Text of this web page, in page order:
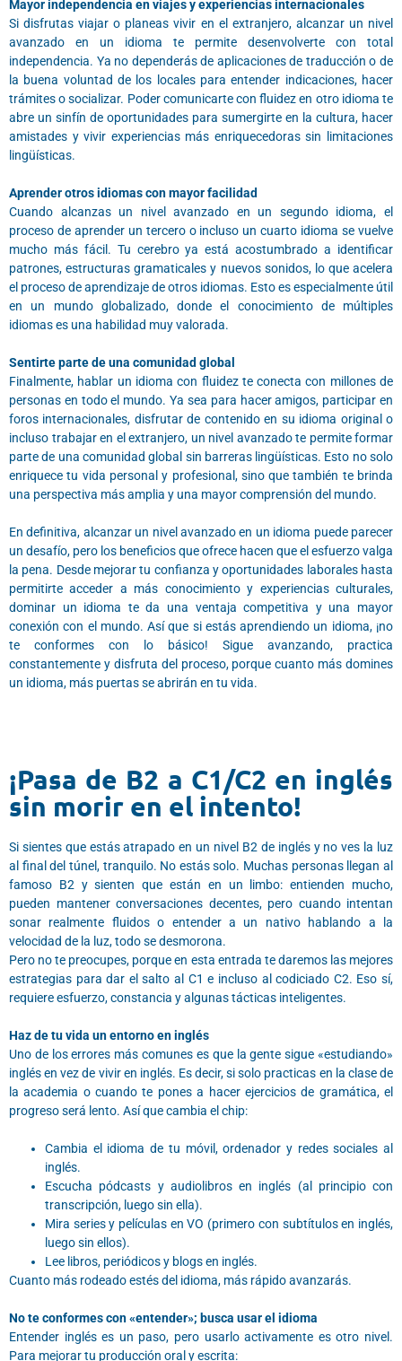
Mayor independencia en viajes y experiencias internacionales
Si disfrutas viajar o planeas vivir en el extranjero, alcanzar un nivel
avanzado en un idioma te permite desenvolverte con total
independencia. Ya no dependerás de aplicaciones de traducción o de
la buena voluntad de los locales para entender indicaciones, hacer
trámites o socializar. Poder comunicarte con fluidez en otro idioma te
abre un sinfín de oportunidades para sumergirte en la cultura, hacer
amistades y vivir experiencias más enriquecedoras sin limitaciones
lingüísticas.
Aprender otros idiomas con mayor facilidad
Cuando alcanzas un nivel avanzado en un segundo idioma, el
proceso de aprender un tercero o incluso un cuarto idioma se vuelve
mucho más fácil. Tu cerebro ya está acostumbrado a identificar
patrones, estructuras gramaticales y nuevos sonidos, lo que acelera
el proceso de aprendizaje de otros idiomas. Esto es especialmente útil
en un mundo globalizado, donde el conocimiento de múltiples
idiomas es una habilidad muy valorada.
Sentirte parte de una comunidad global
Finalmente, hablar un idioma con fluidez te conecta con millones de
personas en todo el mundo. Ya sea para hacer amigos, participar en
foros internacionales, disfrutar de contenido en su idioma original o
incluso trabajar en el extranjero, un nivel avanzado te permite formar
parte de una comunidad global sin barreras lingüísticas. Esto no solo
enriquece tu vida personal y profesional, sino que también te brinda
una perspectiva más amplia y una mayor comprensión del mundo.
En definitiva, alcanzar un nivel avanzado en un idioma puede parecer
un desafío, pero los beneficios que ofrece hacen que el esfuerzo valga
la pena. Desde mejorar tu confianza y oportunidades laborales hasta
permitirte acceder a más conocimiento y experiencias culturales,
dominar un idioma te da una ventaja competitiva y una mayor
conexión con el mundo. Así que si estás aprendiendo un idioma, ¡no
te conformes con lo básico! Sigue avanzando, practica
constantemente y disfruta del proceso, porque cuanto más domines
un idioma, más puertas se abrirán en tu vida.
¡Pasa de B2 a C1/C2 en inglés
sin morir en el intento!
Si sientes que estás atrapado en un nivel B2 de inglés y no ves la luz
al final del túnel, tranquilo. No estás solo. Muchas personas llegan al
famoso B2 y sienten que están en un limbo: entienden mucho,
pueden mantener conversaciones decentes, pero cuando intentan
sonar realmente fluidos o entender a un nativo hablando a la
velocidad de la luz, todo se desmorona.
Pero no te preocupes, porque en esta entrada te daremos las mejores
estrategias para dar el salto al C1 e incluso al codiciado C2. Eso sí,
requiere esfuerzo, constancia y algunas tácticas inteligentes.
Haz de tu vida un entorno en inglés
Uno de los errores más comunes es que la gente sigue «estudiando»
inglés en vez de vivir en inglés. Es decir, si solo practicas en la clase de
la academia o cuando te pones a hacer ejercicios de gramática, el
progreso será lento. Así que cambia el chip:
Cambia el idioma de tu móvil, ordenador y redes sociales al
inglés.
Escucha pódcasts y audiolibros en inglés (al principio con
transcripción, luego sin ella).
Mira series y películas en VO (primero con subtítulos en inglés,
luego sin ellos).
Lee libros, periódicos y blogs en inglés.
Cuanto más rodeado estés del idioma, más rápido avanzarás.
No te conformes con «entender»; busca usar el idioma
Entender inglés es un paso, pero usarlo activamente es otro nivel.
Para mejorar tu producción oral y escrita: